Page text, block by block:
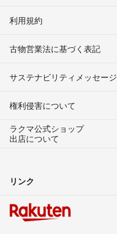
利用規約
古物営業法に基づく表記
サステナビリティメッセージ
権利侵害について
ラクマ公式ショップ
出店について
リンク